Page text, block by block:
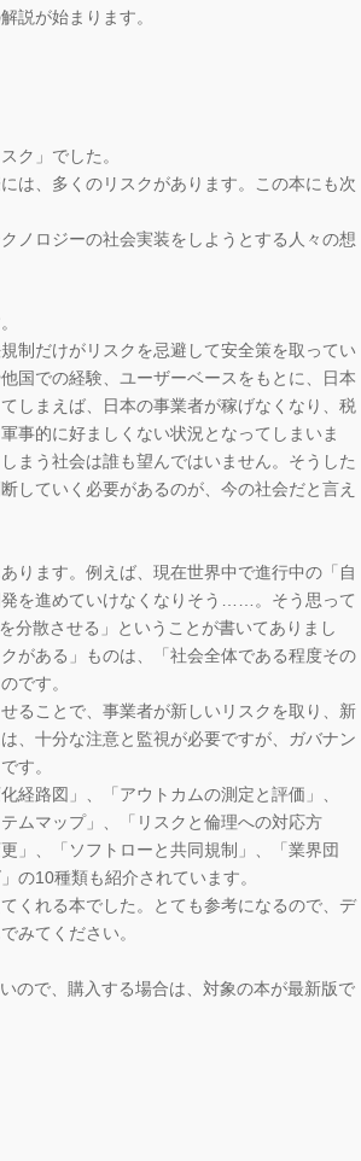
説が始まります。
ク」でした。
は、多くのリスクがあります。この本にも次
ノロジーの社会実装をしようとする人々の想
制だけがリスクを忌避して安全策を取ってい
国での経験、ユーザーベースをもとに、日本
しまえば、日本の事業者が稼げなくなり、税
事的に好ましくない状況となってしまいま
まう社会は誰も望んではいません。そうした
していく必要があるのが、今の社会だと言え
ります。例えば、現在世界中で進行中の「自
を進めていけなくなりそう……。そう思って
分散させる」ということが書いてありまし
がある」ものは、「社会全体である程度その
です。
ることで、事業者が新しいリスクを取り、新
、十分な注意と監視が必要ですが、ガバナン
す。
路図」、「アウトカムの測定と評価」、
ムマップ」、「リスクと倫理への対応方
」、「ソフトローと共同規制」、「業界団
の10種類も紹介されています。
くれる本でした。とても参考になるので、デ
みてください。
ので、購入する場合は、対象の本が最新版で